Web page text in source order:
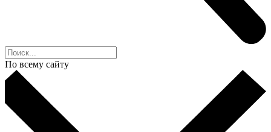
По всему сайту